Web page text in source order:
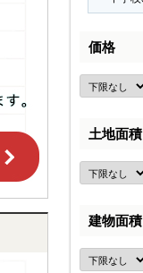
価格
土地面積
建物面積